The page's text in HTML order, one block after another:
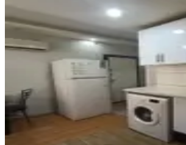
Adana Seyhan
Wakiki Arasında
Seyhan, Yenibaraj Mahallesi
1+1·65 m²·Yüksek giriş·
13.000 ₺ 14.000 ₺
MEGA PARK EMLAKKOÇERO EVİN
Ara